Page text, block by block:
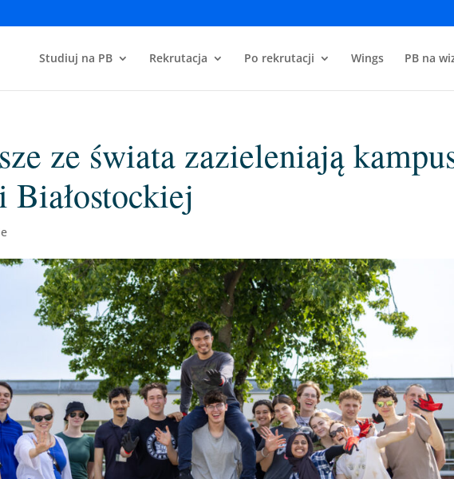
Studiuj na PB Rekrutacja Po rekrutacji Wings PB na
ze świata zazieleniają